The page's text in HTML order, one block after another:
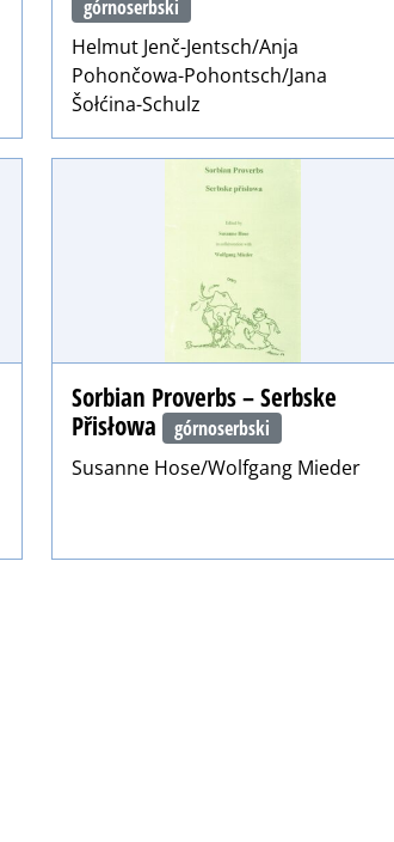
górnoserbski
Helmut Jenč-Jentsch/Anja
Pohončowa-Pohontsch/Jana
Šołćina-Schulz
Sorbian Proverbs – Serbske
Přisłowa
górnoserbski
Susanne Hose/Wolfgang Mieder